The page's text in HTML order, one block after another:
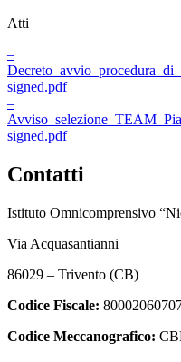
Atti
–
signed.pdf
–
signed.pdf
Contatti
Istituto Omnicomprensivo
Via Acquasantianni
86029 – Trivento (CB)
Codice Fiscale:
Codice Meccanografico: